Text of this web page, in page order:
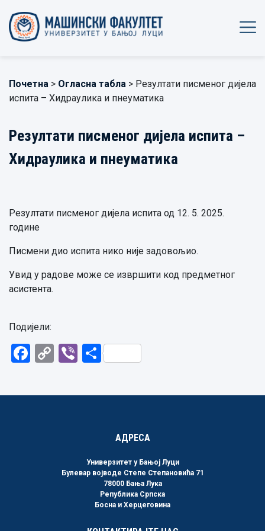
Почетна > Огласна табла > Резултати писменог дијела
испита – Хидраулика и пнеуматика
Резултати писменог дијела испита –
Хидраулика и пнеуматика
Резултати писменог дијела испита од 12. 5. 2025.
године
Писмени дио испита нико није задовољио.
Увид у радове може се извршити код предметног
асистента.
Подијели:
Facebook
CopyViberShare
АДРЕСА
Универзитет у Бањој Луци
Булевар војводе Степе Степановића 71
78000 Бања Лука
Република Српска
Босна и Херцеговина